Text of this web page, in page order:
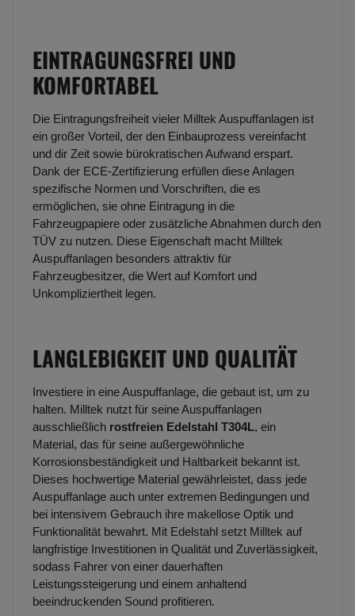
EINTRAGUNGSFREI UND
KOMFORTABEL
Die Eintragungsfreiheit vieler Milltek Auspuffanlagen ist
ein großer Vorteil, der den Einbauprozess vereinfacht
und dir Zeit sowie bürokratischen Aufwand erspart.
Dank der ECE-Zertifizierung erfüllen diese Anlagen
spezifische Normen und Vorschriften, die es
ermöglichen, sie ohne Eintragung in die
Fahrzeugpapiere oder zusätzliche Abnahmen durch den
TÜV zu nutzen. Diese Eigenschaft macht Milltek
Auspuffanlagen besonders attraktiv für
Fahrzeugbesitzer, die Wert auf Komfort und
Unkompliziertheit legen.
LANGLEBIGKEIT UND QUALITÄT
Investiere in eine Auspuffanlage, die gebaut ist, um zu
halten. Milltek nutzt für seine Auspuffanlagen
ausschließlich rostfreien Edelstahl T304L, ein
Material, das für seine außergewöhnliche
Korrosionsbeständigkeit und Haltbarkeit bekannt ist.
Dieses hochwertige Material gewährleistet, dass jede
Auspuffanlage auch unter extremen Bedingungen und
bei intensivem Gebrauch ihre makellose Optik und
Funktionalität bewahrt. Mit Edelstahl setzt Milltek auf
langfristige Investitionen in Qualität und Zuverlässigkeit,
sodass Fahrer von einer dauerhaften
Leistungssteigerung und einem anhaltend
beeindruckenden Sound profitieren.